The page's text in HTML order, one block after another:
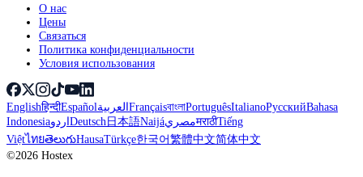
О нас
Цены
Связаться
Политика конфиденциальности
Условия использования
Englishहिन्दीEspañolالعربيةFrançaisবাংলাPortuguêsItalianoРусскийBahasa
IndonesiaاردوDeutsch日本語NaijáمصريमराठीTiếng
ViệtไทยతెలుగుHausaTürkçe한국어繁體中文简体中文
©2026 Hostex